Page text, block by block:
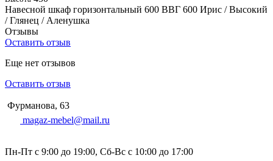
Навесной шкаф горизонтальный 600 ВВГ 600 Ирис / Высокий
/ Глянец / Аленушка
Отзывы
Оставить отзыв
Еще нет отзывов
Оставить отзыв
Фурманова, 63
magaz-mebel@mail.ru
Пн-Пт с 9:00 до 19:00, Сб-Вс с 10:00 до 17:00